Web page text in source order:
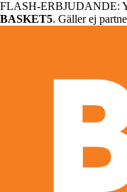
FLASH-ERBJUDANDE:
BASKET5. Gäller ej